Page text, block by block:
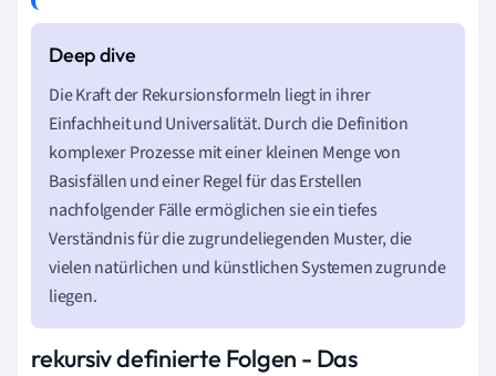
Die Kraft der Rekursionsformeln liegt in ihrer
Einfachheit und Universalität. Durch die Definition
komplexer Prozesse mit einer kleinen Menge von
Basisfällen und einer Regel für das Erstellen
nachfolgender Fälle ermöglichen sie ein tiefes
Verständnis für die zugrundeliegenden Muster, die
vielen natürlichen und künstlichen Systemen zugrunde
liegen.
rekursiv definierte Folgen - Das